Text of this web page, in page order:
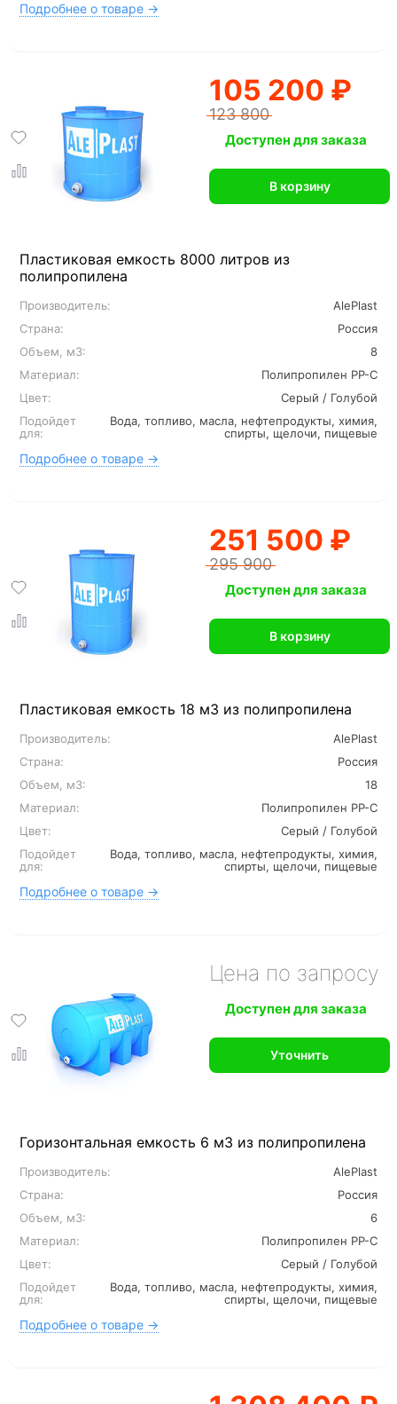
Подробнее о товаре →
Пластиковая емкость 8000 литров из
полипропилена
Производитель:
AlePlast
Страна:
Россия
Объем, м3:
8
Материал:
Полипропилен PP-C
Цвет:
Серый / Голубой
Подойдет
для:
Вода, топливо, масла, нефтепродукты, химия,
спирты, щелочи, пищевые
Подробнее о товаре →
105 200 ₽
123 800
Доступен для заказа
В корзину
Пластиковая емкость 18 м3 из полипропилена
Производитель:
AlePlast
Страна:
Россия
Объем, м3:
18
Материал:
Полипропилен PP-C
Цвет:
Серый / Голубой
Подойдет
для:
Вода, топливо, масла, нефтепродукты, химия,
спирты, щелочи, пищевые
Подробнее о товаре →
251 500 ₽
295 900
Доступен для заказа
В корзину
Горизонтальная емкость 6 м3 из полипропилена
Производитель:
AlePlast
Страна:
Россия
Объем, м3:
6
Материал:
Полипропилен PP-C
Цвет:
Серый / Голубой
Подойдет
для:
Вода, топливо, масла, нефтепродукты, химия,
спирты, щелочи, пищевые
Подробнее о товаре →
Цена по запросу
Доступен для заказа
Уточнить